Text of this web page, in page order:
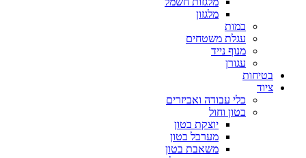
מלגזון
במות
עגלת משטחים
מנוף נייד
עגורן
בטיחות
ציוד
כלי עבודה ואביזרים
בטון וחול
יוצקת בטון
מערבל בטון
משאבת בטון